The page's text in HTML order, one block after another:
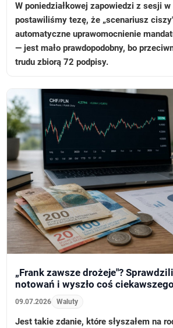
W poniedziałkowej zapowiedzi z sesji
postawiliśmy tezę, że „scenariusz
automatyczne uprawomocnienie
— jest mało prawdopodobny, bo
trudu zbiorą 72 podpisy.
„Frank zawsze drożeje"?
notowań i wyszło coś
09.07.2026 Waluty
Jest takie zdanie, które słyszałem na